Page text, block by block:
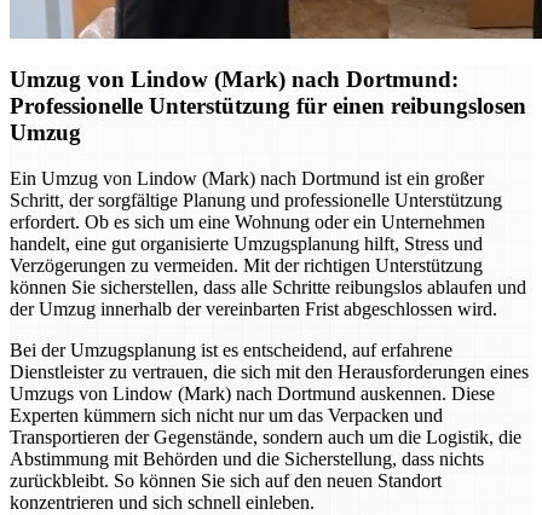
Umzug von Lindow (Mark) nach Dortmund:
Professionelle Unterstützung für einen reibungslosen
Umzug
Ein Umzug von Lindow (Mark) nach Dortmund ist ein großer
Schritt, der sorgfältige Planung und professionelle Unterstützung
erfordert. Ob es sich um eine Wohnung oder ein Unternehmen
handelt, eine gut organisierte Umzugsplanung hilft, Stress und
Verzögerungen zu vermeiden. Mit der richtigen Unterstützung
können Sie sicherstellen, dass alle Schritte reibungslos ablaufen und
der Umzug innerhalb der vereinbarten Frist abgeschlossen wird.
Bei der Umzugsplanung ist es entscheidend, auf erfahrene
Dienstleister zu vertrauen, die sich mit den Herausforderungen eines
Umzugs von Lindow (Mark) nach Dortmund auskennen. Diese
Experten kümmern sich nicht nur um das Verpacken und
Transportieren der Gegenstände, sondern auch um die Logistik, die
Abstimmung mit Behörden und die Sicherstellung, dass nichts
zurückbleibt. So können Sie sich auf den neuen Standort
konzentrieren und sich schnell einleben.